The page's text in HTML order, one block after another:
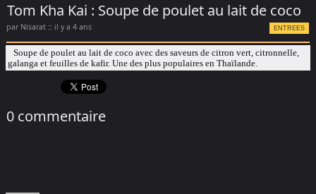
Tom Kha Kai : Soupe de poulet au lait de coco
par Nisarat :: il y a 4 ans ENTREES
Soupe de poulet au lait de coco avec des saveurs de citron vert, citronnelle,
galanga et feuilles de kafir. Une des plus populaires en Thaïlande.
0 commentaire